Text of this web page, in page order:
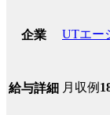
企業 UTエー
給与詳細 月収例